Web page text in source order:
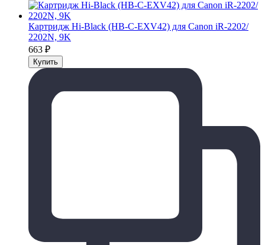
Картридж Hi-Black (HB-C-EXV42) для Canon iR-2202/
2202N, 9K
663 ₽